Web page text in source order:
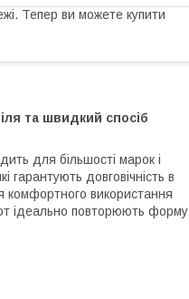
Тепер ви можете купити
та швидкий спосіб
для більшості марок і
гарантують довговічність в
комфортного використання
ідеально повторюють форму